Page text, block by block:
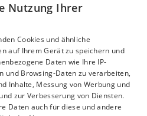
Reisetipps besuchen Sie
ReisezeitHvar
Nutzung Ihrer
Cookies und ähnliche
auf Ihrem Gerät zu speichern und
Daten wie Ihre IP-
und Browsing-Daten zu verarbeiten,
Inhalte, Messung von Werbung und
zur Verbesserung von Diensten.
Daten auch für diese und andere